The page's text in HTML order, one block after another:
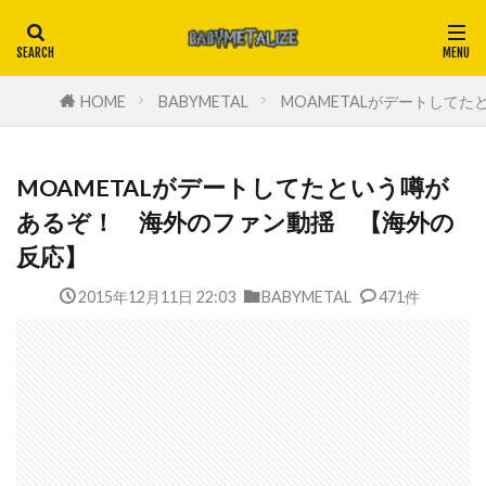
HOME BABYMETAL MOAMETALがデートして
MOAMETALがデートしてたという噂が
あるぞ！ 海外のファン動揺 【海外の
反応】
2015年12月11日 22:03 BABYMETAL 471件